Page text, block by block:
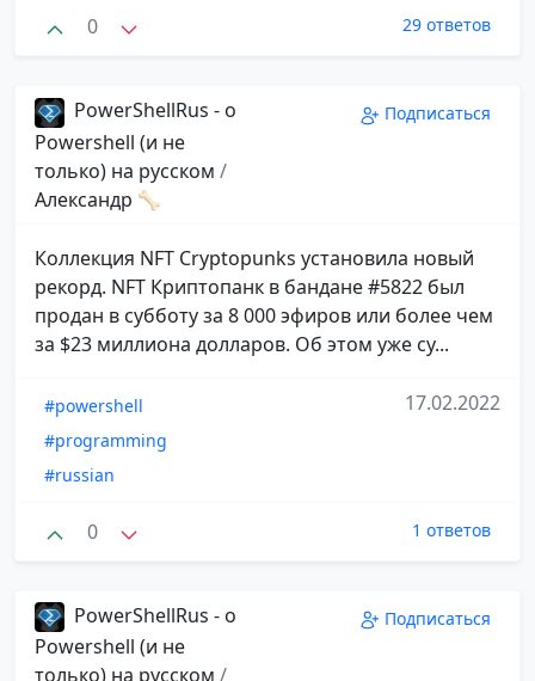
0 29 ответов
PowerShellRus - о
Powershell (и не
только) на русском /
Александр 🦴
Подписаться
​​Коллекция NFT Cryptopunks установила новый
рекорд. NFT Криптопанк в бандане #5822 был
продан в субботу за 8 000 эфиров или более чем
за $23 миллиона долларов. Об этом уже су...
#powershell
#programming
#russian
17.02.2022
0 1 ответов
PowerShellRus - о
Powershell (и не
только) на русском /
Подписаться